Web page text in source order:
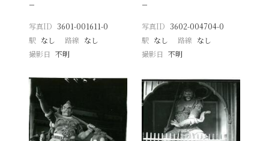
−
写真ID 3601-001611-0
駅 なし 路線 なし
撮影日
不明
−
写真ID 3602-004704-0
駅 なし 路線 なし
撮影日 不明